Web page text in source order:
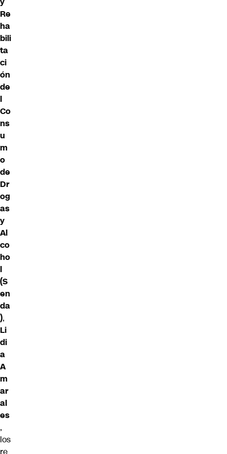
Re
ha
bili
ta
ci
ón
de
l
Co
ns
u
m
o
de
Dr
og
as
y
Al
co
ho
l
(S
en
da
),
Li
di
a
A
m
ar
al
es
,
los
re